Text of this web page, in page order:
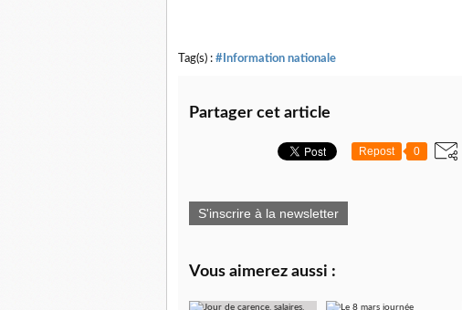
Tag(s) : #Information nationale
Partager cet article
Repost 0
S'inscrire à la newsletter
Vous aimerez aussi :